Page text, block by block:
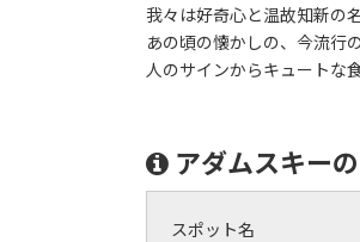
我々は好奇心と温故知新の
あの頃の懐かしの、今流行
人のサインからキュートな
アダムスキー
スポット名